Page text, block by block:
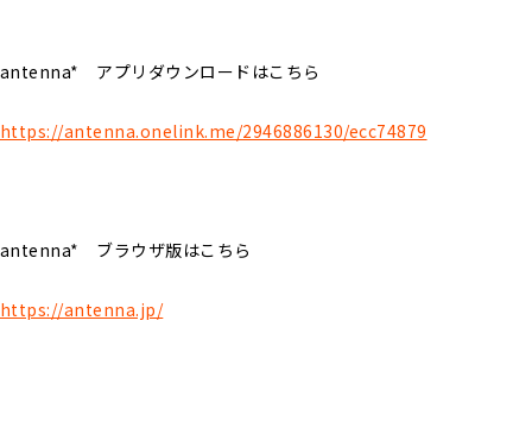
antenna* アプリダウンロードはこちら
https://antenna.onelink.me/2946886130/ecc74879
antenna* ブラウザ版はこちら
https://antenna.jp/